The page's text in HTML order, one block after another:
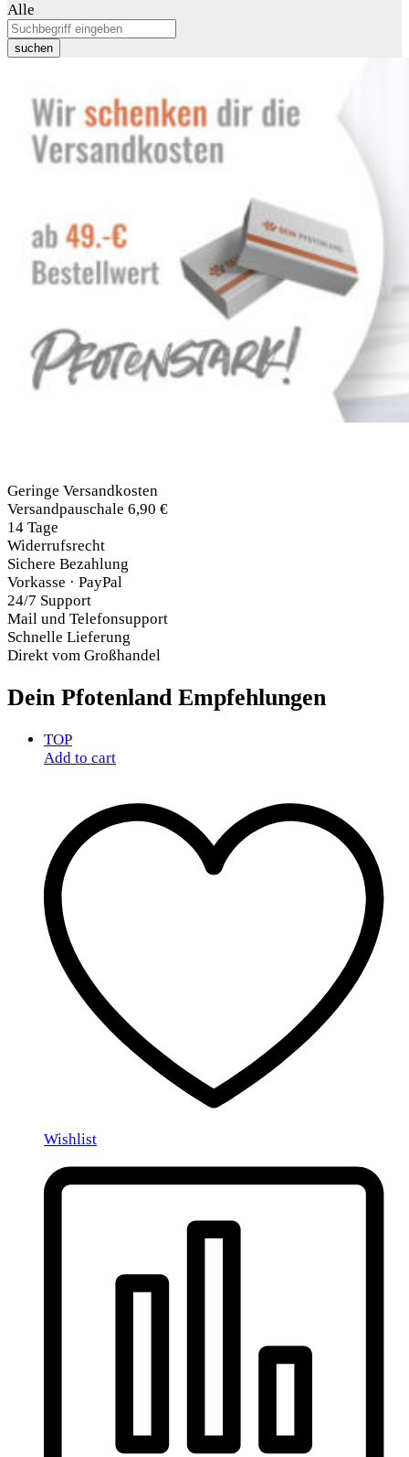
Alle
suchen
Geringe Versandkosten
Versandpauschale 6,90 €
14 Tage
Widerrufsrecht
Sichere Bezahlung
Vorkasse · PayPal
24/7 Support
Mail und Telefonsupport
Schnelle Lieferung
Direkt vom Großhandel
Dein Pfotenland Empfehlungen
TOP
Add to cart
Wishlist